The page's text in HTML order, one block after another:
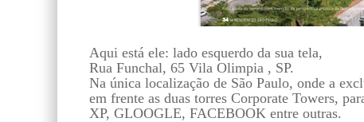
Aqui está ele: lado esquerdo da sua tela,
Rua Funchal, 65 Vila Olimpia , SP.
Na única localização de São Paulo, onde a
em frente as duas torres Corporate Towers,
XP, GLOOGLE, FACEBOOK entre outras.